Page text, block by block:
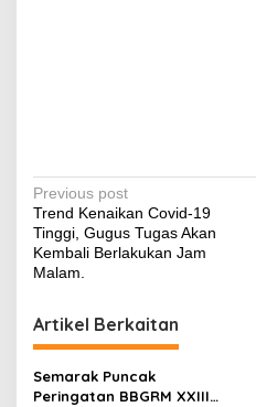
P
o
s
n
a
v
Previous post
Trend Kenaikan Covid-19
Tinggi, Gugus Tugas Akan
Kembali Berlakukan Jam
Malam.
Artikel Berkaitan
Semarak Puncak
Peringatan BBGRM XXIII